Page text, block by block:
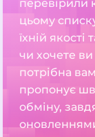
перевірили
цьому
їхній якості
чи хочете
потрібна
пропонує
обміну,